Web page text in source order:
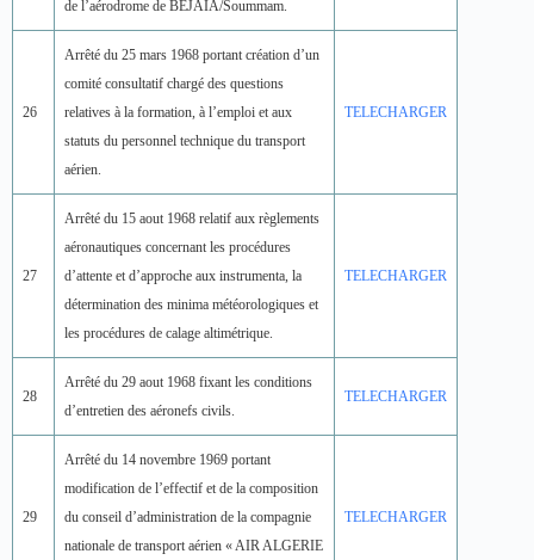
de l’aérodrome de BEJAIA/Soummam.
26
Arrêté du 25 mars 1968 portant création d’un
comité consultatif chargé des questions
relatives à la formation, à l’emploi et aux
statuts du personnel technique du transport
aérien.
TELECHARGER
27
Arrêté du 15 aout 1968 relatif aux règlements
aéronautiques concernant les procédures
d’attente et d’approche aux instrumenta, la
détermination des minima météorologiques et
les procédures de calage altimétrique.
TELECHARGER
28
Arrêté du 29 aout 1968 fixant les conditions
d’entretien des aéronefs civils.
TELECHARGER
29
Arrêté du 14 novembre 1969 portant
modification de l’effectif et de la composition
du conseil d’administration de la compagnie
nationale de transport aérien « AIR ALGERIE
TELECHARGER